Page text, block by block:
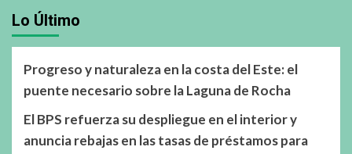
Lo Último
Progreso y naturaleza en la costa del Este: el
puente necesario sobre la Laguna de Rocha
El BPS refuerza su despliegue en el interior y
anuncia rebajas en las tasas de préstamos para